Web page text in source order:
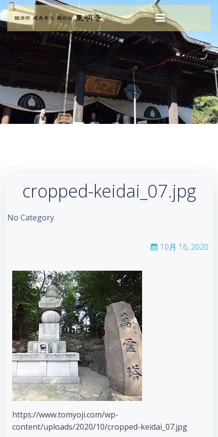
コ
ン
テ
ン
ス
キ
ッ
プ
cropped-keidai_07.jpg
No Category
10月 16, 2020
https://www.tomyoji.com/wp-
content/uploads/2020/10/cropped-keidai_07.jpg